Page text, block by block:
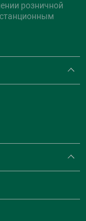
розничной